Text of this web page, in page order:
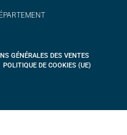
GÉNÉRALES DES VENTES
POLITIQUE DE COOKIES (UE)